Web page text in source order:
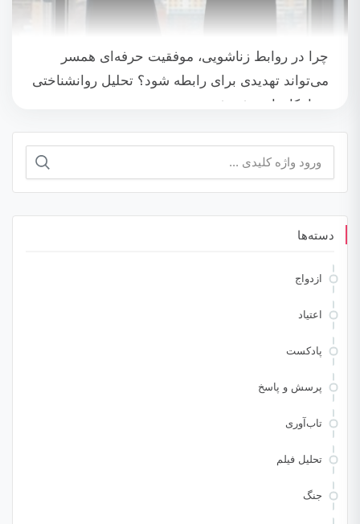
چرا در روابط زناشویی، موفقیت حرفه‌ای همسر
می‌تواند تهدیدی برای رابطه شود؟ تحلیل روانشناختی
و راهکارهای رشد شخصی
جستجو
دسته‌ها
ازدواج
اعتیاد
پادکست
پرسش و پاسخ
تاب‌آوری
تحلیل فیلم
جنگ